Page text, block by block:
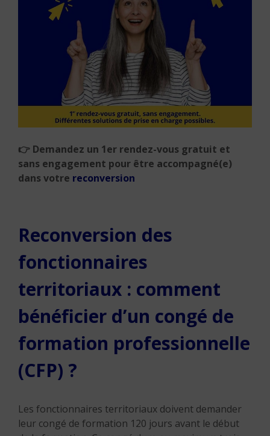
👉 Demandez un 1er rendez-vous gratuit et
sans engagement pour être accompagné(e)
dans votre reconversion
Reconversion des
fonctionnaires
territoriaux : comment
bénéficier d’un congé de
formation professionnelle
(CFP) ?
Les fonctionnaires territoriaux doivent demander
leur congé de formation 120 jours avant le début